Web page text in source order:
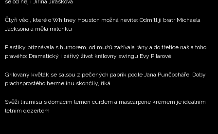
Čtyři věci, které o Whitney Houston možná nevíte: Odmítl ji bratr Michaela
Jacksona a měla milenku
Plastiky přiznávala s humorem, od mužů zažívala rány a do třetice našla toho
pravého: Dramatický i zářivý život královny swingu Evy Pilarové
Grilovaný květák se salsou z pečených paprik podle Jana Punčocháře: Doby
prachsprostého hermelínu skončily, říká
Svěží tiramisu s domácím lemon curdem a mascarpone krémem je ideálním
letním dezertem